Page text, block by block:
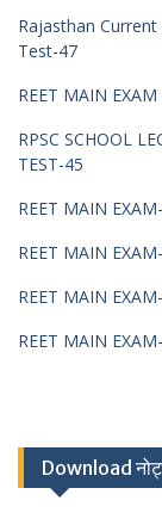
Rajasthan
Test-47
REET MAIN
RPSC SCHOOL
TEST-45
REET MAIN
REET MAIN
REET MAIN
REET MAIN
Download